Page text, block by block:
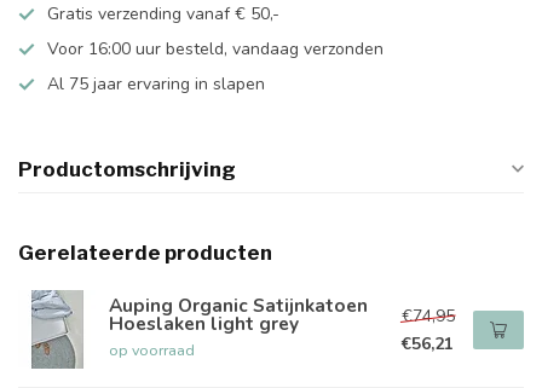
Gratis verzending vanaf € 50,-
Voor 16:00 uur besteld, vandaag verzonden
Al 75 jaar ervaring in slapen
Productomschrijving
Gerelateerde producten
Auping Organic Satijnkatoen
Hoeslaken light grey
op voorraad
€74,95
€56,21